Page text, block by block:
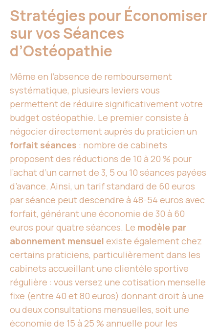
Stratégies pour Économiser
sur vos Séances
d’Ostéopathie
Même en l’absence de remboursement
systématique, plusieurs leviers vous
permettent de réduire significativement votre
budget ostéopathie. Le premier consiste à
négocier directement auprès du praticien un
forfait séances : nombre de cabinets
proposent des réductions de 10 à 20 % pour
l’achat d’un carnet de 3, 5 ou 10 séances payées
d’avance. Ainsi, un tarif standard de 60 euros
par séance peut descendre à 48-54 euros avec
forfait, générant une économie de 30 à 60
euros pour quatre séances. Le modèle par
abonnement mensuel existe également chez
certains praticiens, particulièrement dans les
cabinets accueillant une clientèle sportive
régulière : vous versez une cotisation menselle
fixe (entre 40 et 80 euros) donnant droit à une
ou deux consultations mensuelles, soit une
économie de 15 à 25 % annuelle pour les